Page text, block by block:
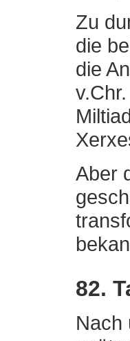
Zu
die
die
Aber
82.
Nach